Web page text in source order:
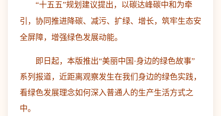
“十五五”规划建议提出，以碳达峰碳中和为牵
引，协同推进降碳、减污、扩绿、增长，筑牢生态安
全屏障，增强绿色发展动能。
即日起，本版推出“美丽中国·身边的绿色故事”
系列报道，近距离观察发生在我们身边的绿色实践，
看绿色发展理念如何深入普通人的生产生活方式之
中。